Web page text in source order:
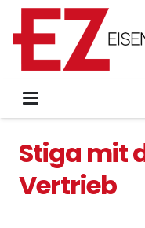
Stiga mit
Vertrieb